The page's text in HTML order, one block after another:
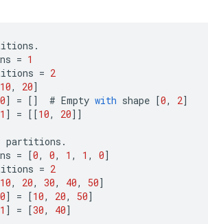
.
= 1
= 2
10, 20]
0] = [] # Empty with shape [0, 2]
1 ] = [[10, 20]]
partitions .
= [0, 0, 1 , 1 , 0]
= 2
10, 20, 30, 40, 50]
0] = [10, 20, 50]
1 ] = [30, 40]